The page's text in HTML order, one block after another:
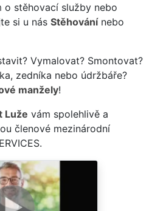
o stěhovací služby nebo
si u nás Stěhovánínebo
Vymalovat? Smontovat?
zedníka nebo údržbáře?
manžely!
Luže vám spolehlivě a
členové mezinárodní